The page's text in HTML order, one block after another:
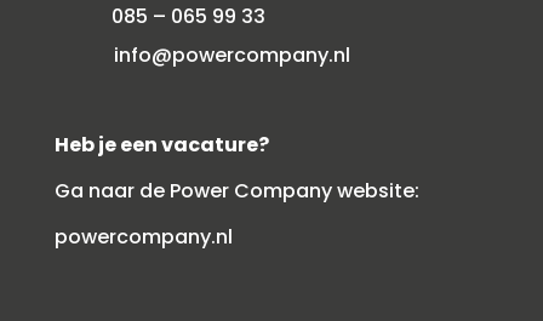
085 – 065 99 33
info@powercompany.nl
Heb je een vacature?
Ga naar de Power Company website:
powercompany.nl